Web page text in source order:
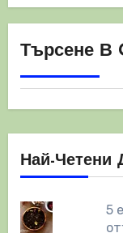
Търсене В
Най-Четени
5